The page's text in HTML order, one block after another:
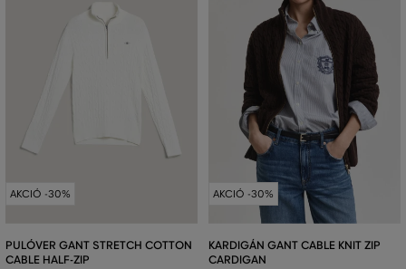
AKCIÓ -30%
PULÓVER GANT STRETCH COTTON
CABLE HALF-ZIP
AKCIÓ -30%
KARDIGÁN GANT CABLE KNIT ZIP
CARDIGAN